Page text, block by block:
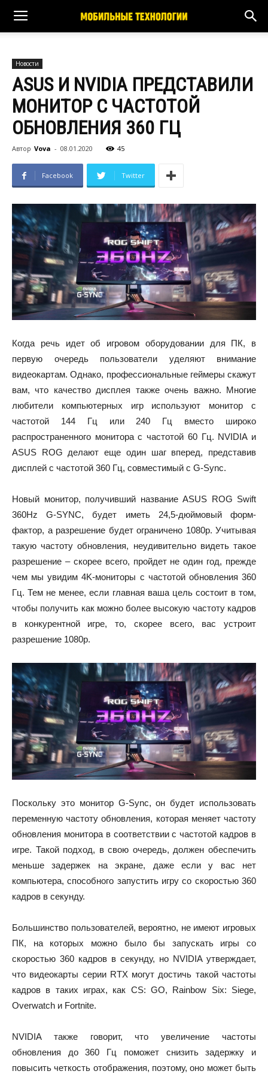
Новости
ASUS И NVIDIA ПРЕДСТАВИЛИ
МОНИТОР С ЧАСТОТОЙ
ОБНОВЛЕНИЯ 360 ГЦ
Автор Vova - 08.01.2020 45
Facebook Twitter
Когда речь идет об игровом оборудовании для ПК, в
первую очередь пользователи уделяют внимание
видеокартам. Однако, профессиональные геймеры скажут
вам, что качество дисплея также очень важно. Многие
любители компьютерных игр используют монитор с
частотой 144 Гц или 240 Гц вместо широко
распространенного монитора с частотой 60 Гц. NVIDIA и
ASUS ROG делают еще один шаг вперед, представив
дисплей с частотой 360 Гц, совместимый с G-Sync.
Новый монитор, получивший название ASUS ROG Swift
360Hz G-SYNC, будет иметь 24,5-дюймовый форм-
фактор, а разрешение будет ограничено 1080p. Учитывая
такую частоту обновления, неудивительно видеть такое
разрешение – скорее всего, пройдет не один год, прежде
чем мы увидим 4K-мониторы с частотой обновления 360
Гц. Тем не менее, если главная ваша цель состоит в том,
чтобы получить как можно более высокую частоту кадров
в конкурентной игре, то, скорее всего, вас устроит
разрешение 1080p.
Поскольку это монитор G-Sync, он будет использовать
переменную частоту обновления, которая меняет частоту
обновления монитора в соответствии с частотой кадров в
игре. Такой подход, в свою очередь, должен обеспечить
меньше задержек на экране, даже если у вас нет
компьютера, способного запустить игру со скоростью 360
кадров в секунду.
Большинство пользователей, вероятно, не имеют игровых
ПК, на которых можно было бы запускать игры со
скоростью 360 кадров в секунду, но NVIDIA утверждает,
что видеокарты серии RTX могут достичь такой частоты
кадров в таких играх, как CS: GO, Rainbow Six: Siege,
Overwatch и Fortnite.
NVIDIA также говорит, что увеличение частоты
обновления до 360 Гц поможет снизить задержку и
повысить четкость отображения, поэтому, оно может быть